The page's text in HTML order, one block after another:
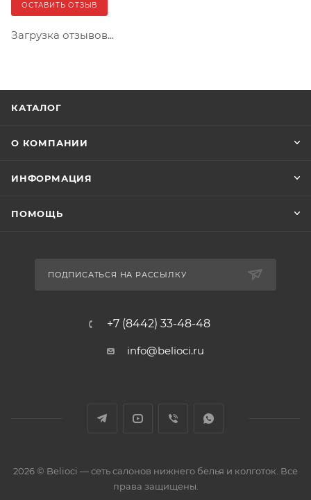
ОСТАВИТЬ ОТЗЫВ
Загрузка отзывов...
КАТАЛОГ
О КОМПАНИИ
ИНФОРМАЦИЯ
ПОМОЩЬ
ПОДПИСАТЬСЯ НА РАССЫЛКУ
+7 (8442) 33-48-48
info@belioci.ru
2026 © Belioci — сеть салонов нижнего белья и колготок. Все
права защищены.